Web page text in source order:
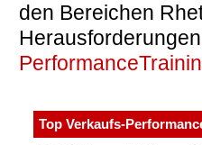
den Bereichen
Top Verkaufs-